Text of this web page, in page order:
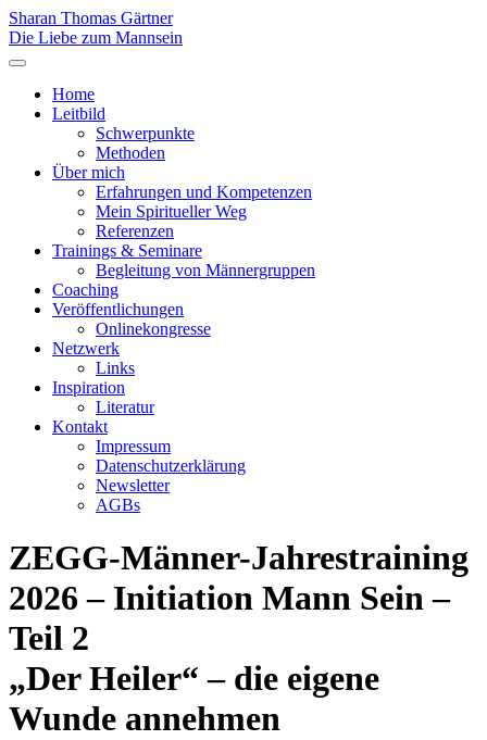
Sharan Thomas Gärtner
Die Liebe zum Mannsein
Home
Leitbild
Schwerpunkte
Methoden
Über mich
Erfahrungen und Kompetenzen
Mein Spiritueller Weg
Referenzen
Trainings & Seminare
Begleitung von Männergruppen
Coaching
Veröffentlichungen
Onlinekongresse
Netzwerk
Links
Inspiration
Literatur
Kontakt
Impressum
Datenschutzerklärung
Newsletter
AGBs
ZEGG-Männer-Jahrestraining
2026 – Initiation Mann Sein –
Teil 2
„Der Heiler“ – die eigene
Wunde annehmen